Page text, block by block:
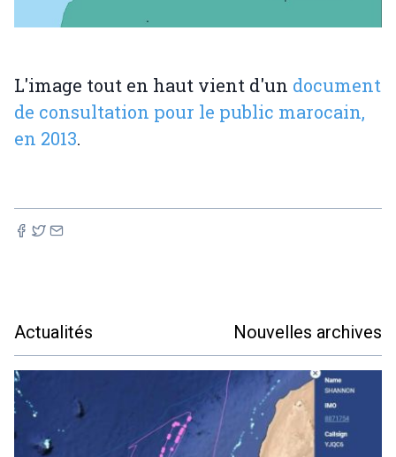
L'image tout en haut vient d'un document
de consultation pour le public marocain,
en 2013.
Actualités Nouvelles archives